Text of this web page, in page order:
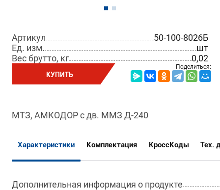
Артикул
50-100-8026Б
Ед. изм.
шт
Вес брутто, кг
0,02
КУПИТЬ
Поделиться:
МТЗ, АМКОДОР с дв. ММЗ Д-240
Характеристики Комплектация КроссКоды Тех.
Дополнительная информация о продукте